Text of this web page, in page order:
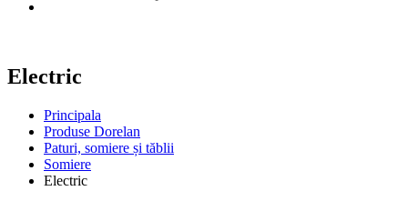
Electric
Principala
Produse Dorelan
Paturi, somiere și tăblii
Somiere
Electric